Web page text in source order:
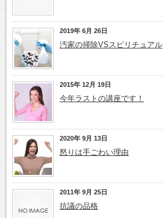
2019年 6月 26日
汚家の掃除VSスピリチュアル
2015年 12月 19日
今年ラストの講座です！
2020年 9月 13日
怒りは手ごわい理由
2011年 9月 25日
抗議の品格